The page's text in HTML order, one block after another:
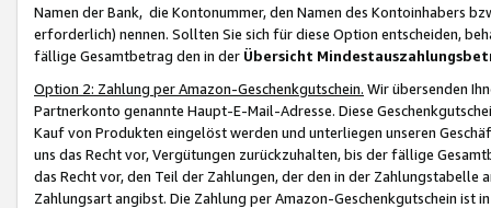
Namen der Bank, die Kontonummer, den Namen des Kontoinhabers
erforderlich) nennen. Sollten Sie sich für diese Option entscheiden,
fällige Gesamtbetrag den in der Übersicht
Option 2: Zahlung per Amazon-Geschenkgutschein. Wir übersenden
Partnerkonto genannte Haupt-E-Mail-Adresse. Diese
Kauf von Produkten eingelöst werden und unterliegen unseren
uns das Recht vor, Vergütungen zurückzuhalten, bis der fällige
das Recht vor, den Teil der Zahlungen, der den in der
Zahlungsart angibst. Die Zahlung per Amazon-Geschenkgutschein ist